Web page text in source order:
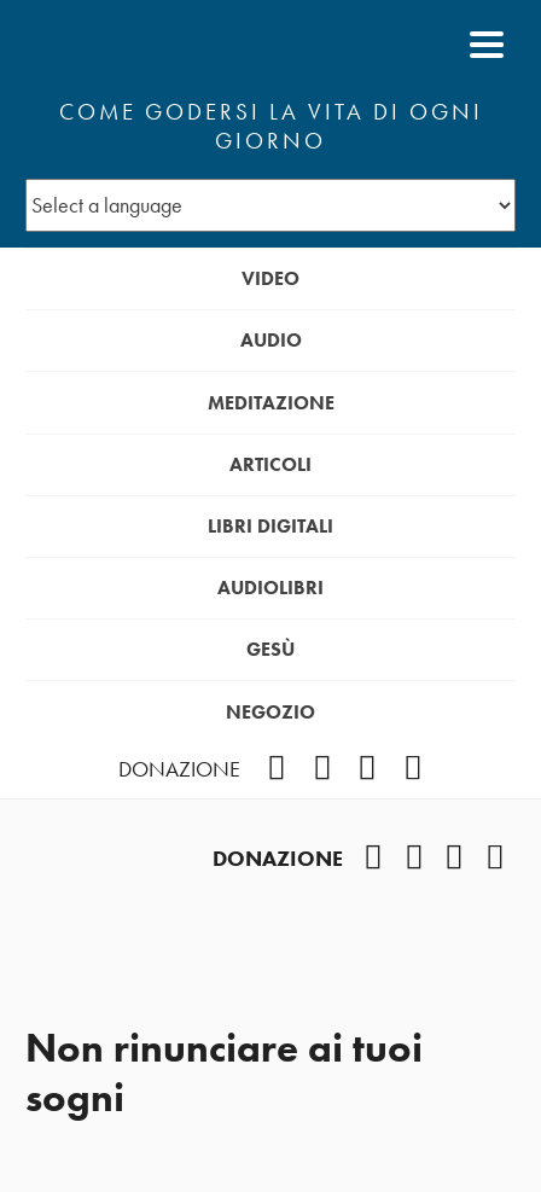
COME GODERSI LA VITA DI OGNI
GIORNO
VIDEO
AUDIO
MEDITAZIONE
ARTICOLI
LIBRI DIGITALI
AUDIOLIBRI
GESÙ
NEGOZIO
DONAZIONE
DONAZIONE
Non rinunciare ai tuoi
sogni